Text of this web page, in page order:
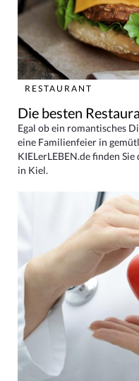
RESTAURANT
Die besten
Egal ob ein romantisches
eine Familienfeier in
KIELerLEBEN.de finden
in Kiel.